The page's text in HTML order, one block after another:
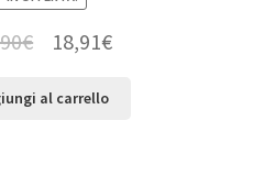
€ 18,91€
al carrello